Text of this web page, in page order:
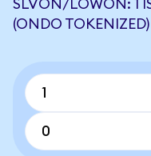
SLVON/LOWON: 1
(ONDO